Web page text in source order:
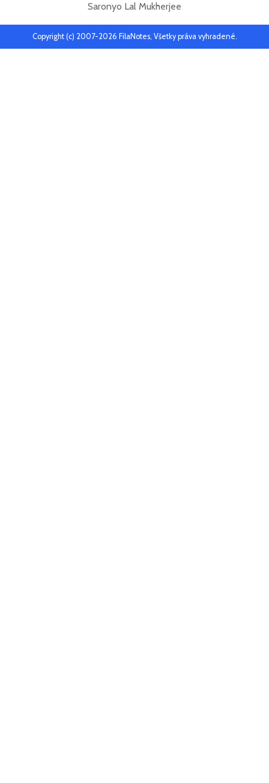
Saronyo Lal Mukherjee
Copyright (c) 2007-2026 FilaNotes, Všetky práva vyhradené.